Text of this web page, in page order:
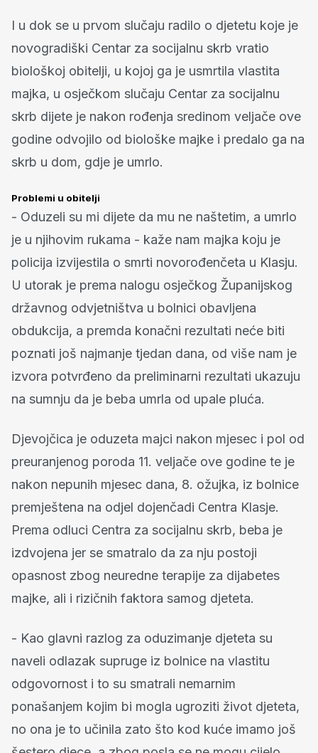
I u dok se u prvom slučaju radilo o djetetu koje je
novogradiški Centar za socijalnu skrb vratio
biološkoj obitelji, u kojoj ga je usmrtila vlastita
majka, u osječkom slučaju Centar za socijalnu
skrb dijete je nakon rođenja sredinom veljače ove
godine odvojilo od biološke majke i predalo ga na
skrb u dom, gdje je umrlo.
Problemi u obitelji
- Oduzeli su mi dijete da mu ne naštetim, a umrlo
je u njihovim rukama - kaže nam majka koju je
policija izvijestila o smrti novorođenčeta u Klasju.
U utorak je prema nalogu osječkog Županijskog
državnog odvjetništva u bolnici obavljena
obdukcija, a premda konačni rezultati neće biti
poznati još najmanje tjedan dana, od više nam je
izvora potvrđeno da preliminarni rezultati ukazuju
na sumnju da je beba umrla od upale pluća.
Djevojčica je oduzeta majci nakon mjesec i pol od
preuranjenog poroda 11. veljače ove godine te je
nakon nepunih mjesec dana, 8. ožujka, iz bolnice
premještena na odjel dojenčadi Centra Klasje.
Prema odluci Centra za socijalnu skrb, beba je
izdvojena jer se smatralo da za nju postoji
opasnost zbog neuredne terapije za dijabetes
majke, ali i rizičnih faktora samog djeteta.
- Kao glavni razlog za oduzimanje djeteta su
naveli odlazak supruge iz bolnice na vlastitu
odgovornost i to su smatrali nemarnim
ponašanjem kojim bi mogla ugroziti život djeteta,
no ona je to učinila zato što kod kuće imamo još